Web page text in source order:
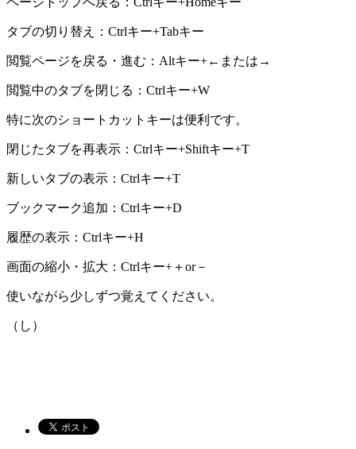
タブの切り替え：Ctrlキー+Tabキー
閲覧ページを戻る・進む：Altキー+←または→
閲覧中のタブを閉じる：Ctrlキー+W
特に次のショートカットキーは便利です。
閉じたタブを再表示：Ctrlキー+Shiftキー+T
新しいタブの表示：Ctrlキー+T
ブックマーク追加：Ctrlキー+D
履歴の表示：Ctrlキー+H
画面の縮小・拡大：Ctrlキー+＋or－
使いながら少しずつ覚えてください。
（し）